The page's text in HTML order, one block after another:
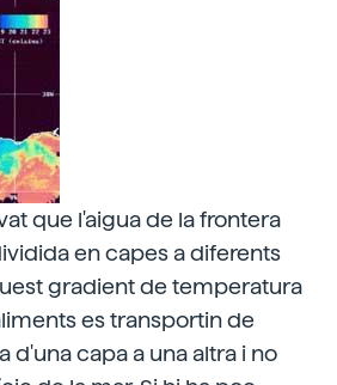
que l'aigua de la frontera
en capes a diferents
gradient de temperatura
es transportin de
d'una capa a una altra i no